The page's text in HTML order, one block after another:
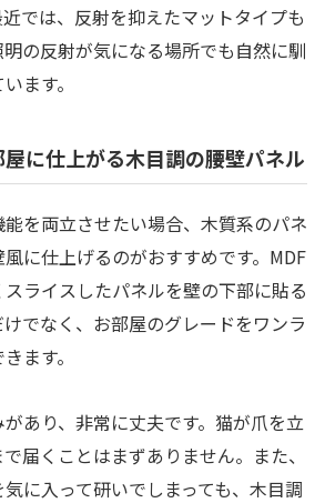
では、反射を抑えたマットタイプも
の反射が気になる場所でも自然に馴
ます。
に仕上がる木目調の腰壁パネル
を両立させたい場合、木質系のパネ
に仕上げるのがおすすめです。MDF
ライスしたパネルを壁の下部に貼る
でなく、お部屋のグレードをワンラ
ます。
あり、非常に丈夫です。猫が爪を立
届くことはまずありません。また、
に入って研いでしまっても、木目調